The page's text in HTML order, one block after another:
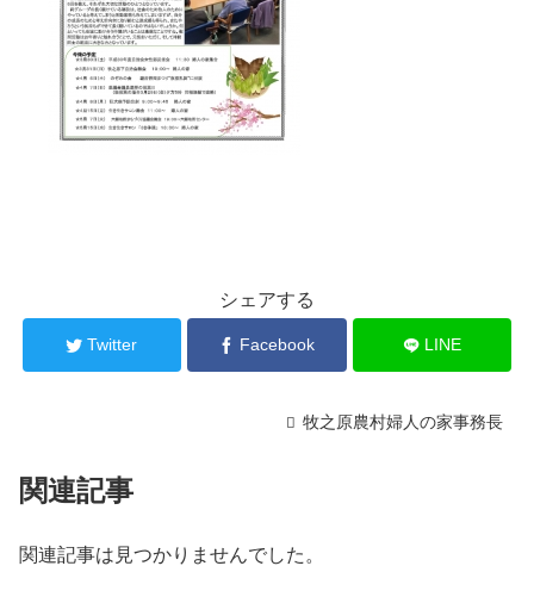
シェアする
Twitter Facebook LINE
牧之原農村婦人の家事務長
関連記事
関連記事は見つかりませんでした。